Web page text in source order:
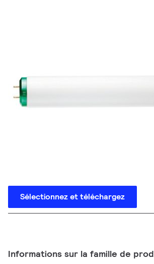
Sélectionnez et téléchargez
Informations sur la famille de